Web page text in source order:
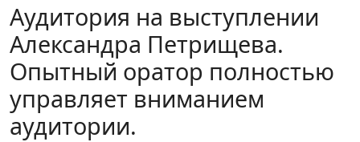
Аудитория на выступлении
Александра Петрищева.
Опытный оратор полностью
управляет вниманием
аудитории.